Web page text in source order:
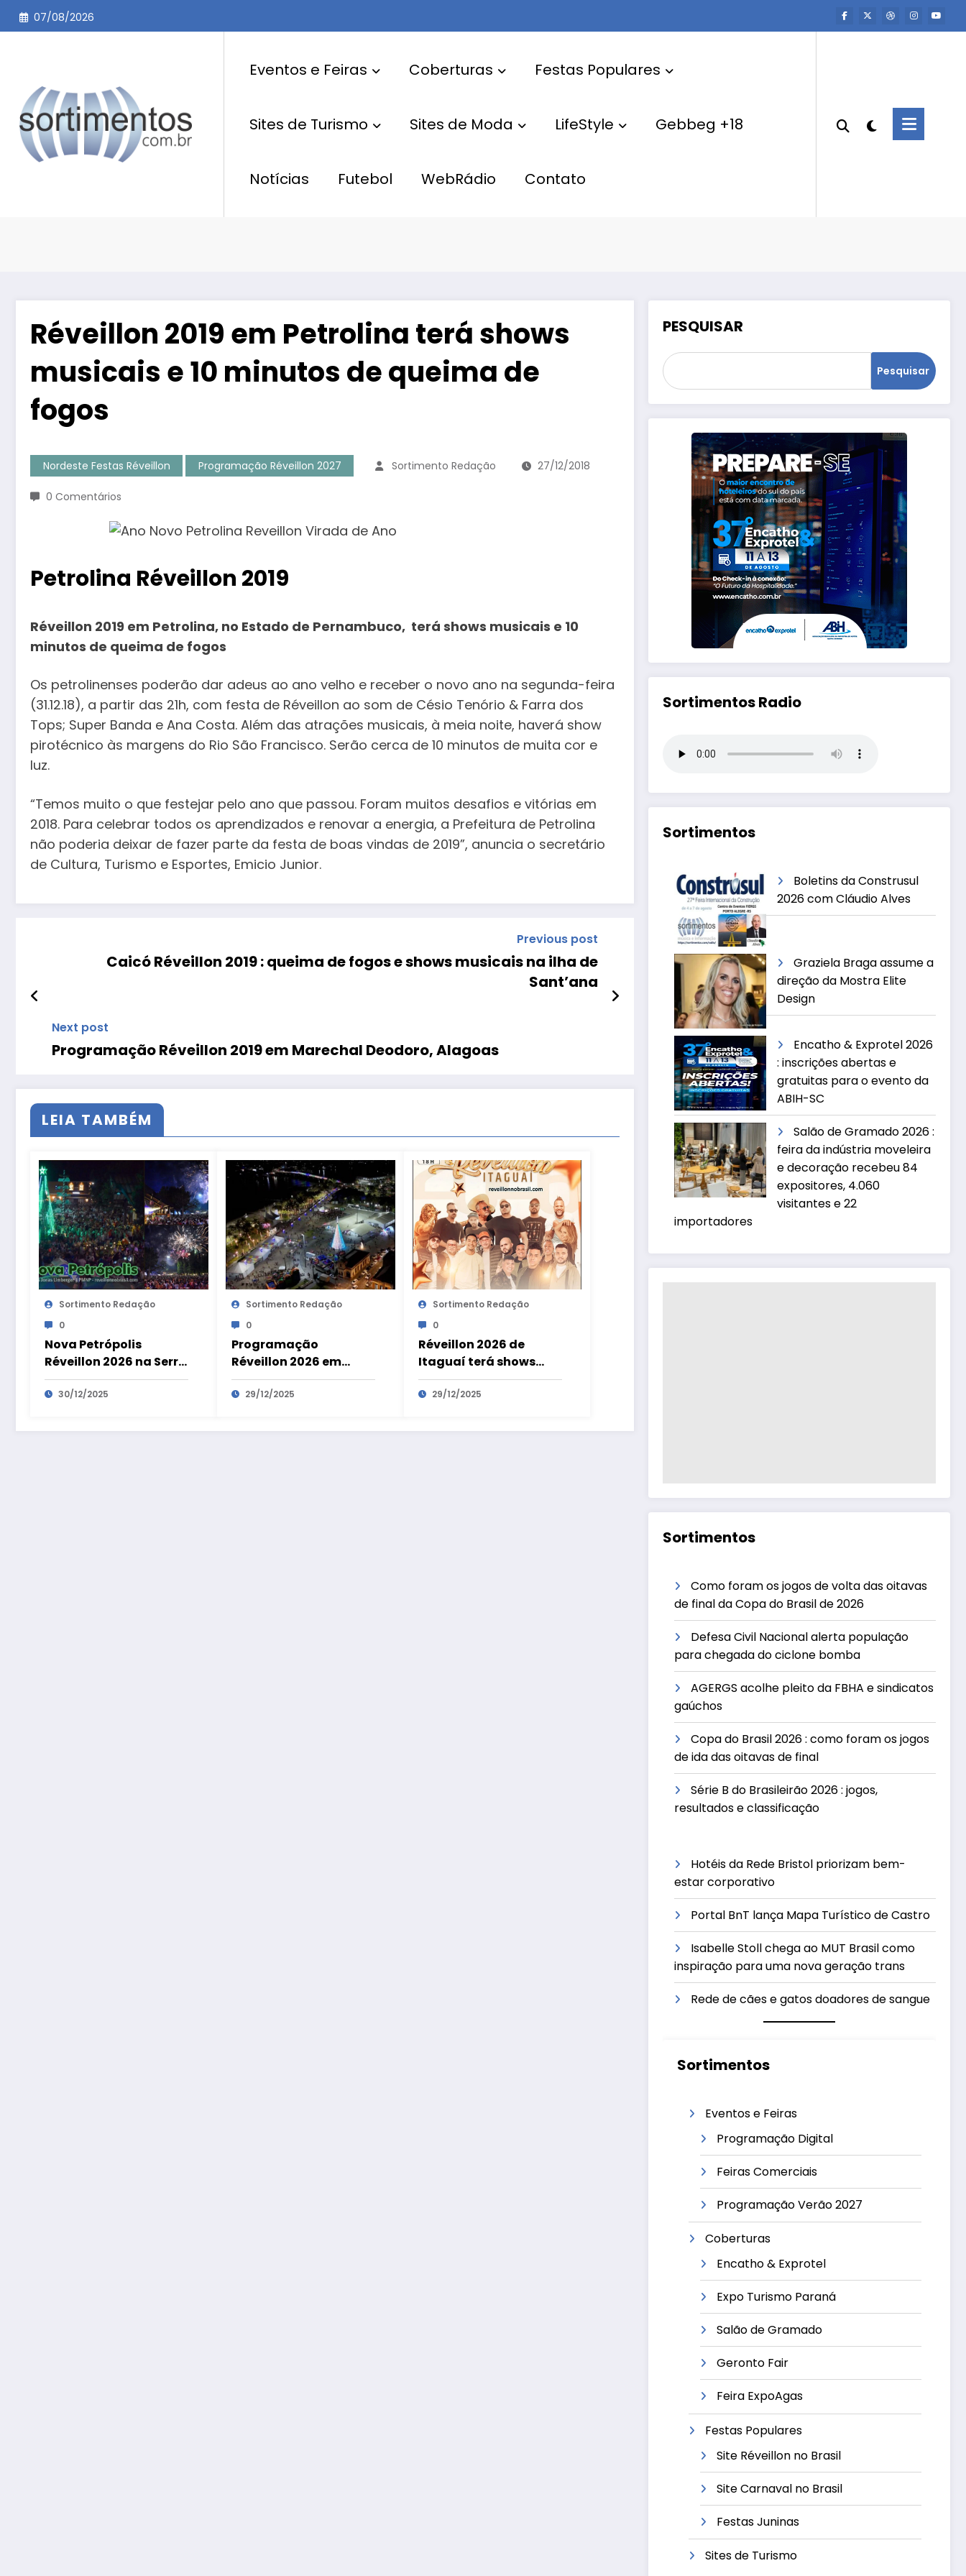
Pular
para
07/08/2026
Eventos e Feiras Coberturas Festas Populares
Sites de Turismo Sites de Moda LifeStyle Gebbeg +18
Notícias Futebol WebRádio Contato
Réveillon 2019 em Petrolina terá shows
musicais e 10 minutos de queima de
fogos
Nordeste Festas Réveillon Programação Réveillon 2027 Sortimento Redação 27/12/2018
0 Comentários
Petrolina Réveillon 2019
Réveillon 2019 em Petrolina, no Estado de Pernambuco, terá shows musicais e 10
minutos de queima de fogos
Os petrolinenses poderão dar adeus ao ano velho e receber o novo ano na segunda-feira
(31.12.18), a partir das 21h, com festa de Réveillon ao som de Césio Tenório & Farra dos
Tops; Super Banda e Ana Costa. Além das atrações musicais, à meia noite, haverá show
pirotécnico às margens do Rio São Francisco. Serão cerca de 10 minutos de muita cor e
luz.
“Temos muito o que festejar pelo ano que passou. Foram muitos desafios e vitórias em
2018. Para celebrar todos os aprendizados e renovar a energia, a Prefeitura de Petrolina
não poderia deixar de fazer parte da festa de boas vindas de 2019”, anuncia o secretário
de Cultura, Turismo e Esportes, Emicio Junior.
Previous post
Caicó Réveillon 2019 : queima de fogos e shows musicais na ilha de
Sant’ana
Next post
Programação Réveillon 2019 em Marechal Deodoro, Alagoas
LEIA TAMBÉM
Sortimento Redação
0
Nova Petrópolis
Réveillon 2026 na Serra
Gaúcha : shows e
queima de fogos na
30/12/2025
Sortimento Redação
0
Programação
Réveillon 2026 em
Paranaguá no litoral
paranaense : shows,
de fogos na virada de
29/12/2025
Sortimento Redação
0
Réveillon 2026 de
Itaguaí terá shows
gratuitos e queima de
fogos na virada de ano
Chaperó
29/12/2025
PESQUISAR
Pesquisar
Sortimentos Radio
Sortimentos
Boletins da Construsul
2026 com Cláudio Alves
Graziela Braga assume a
direção da Mostra Elite
Design
Encatho & Exprotel 2026
: inscrições abertas e
gratuitas para o evento da
ABIH-SC
Salão de Gramado 2026 :
feira da indústria moveleira
e decoração recebeu 84
expositores, 4.060
visitantes e 22
importadores
Sortimentos
Como foram os jogos de volta das oitavas
de final da Copa do Brasil de 2026
Defesa Civil Nacional alerta população
para chegada do ciclone bomba
AGERGS acolhe pleito da FBHA e sindicatos
gaúchos
Copa do Brasil 2026 : como foram os jogos
de ida das oitavas de final
Série B do Brasileirão 2026 : jogos,
resultados e classificação
Hotéis da Rede Bristol priorizam bem-
estar corporativo
Portal BnT lança Mapa Turístico de Castro
Isabelle Stoll chega ao MUT Brasil como
inspiração para uma nova geração trans
Rede de cães e gatos doadores de sangue
Sortimentos
Eventos e Feiras
Programação Digital
Feiras Comerciais
Programação Verão 2027
Coberturas
Encatho & Exprotel
Expo Turismo Paraná
Salão de Gramado
Geronto Fair
Feira ExpoAgas
Festas Populares
Site Réveillon no Brasil
Site Carnaval no Brasil
Festas Juninas
Sites de Turismo